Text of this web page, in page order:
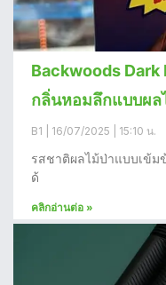
Backwoods Dark
กลิ่นหอมลึกแบบผล
B1 16/07/2025 15:10 น.
รสชาติผลไม้ป่าแบบเข้ม
ด้
คลิกอ่านต่อ »